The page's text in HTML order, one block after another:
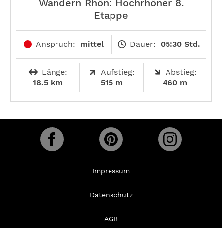
Wandern Rhön: Hochrhöner 8.
Etappe
Anspruch: mittel Dauer: 05:30 Std.
Länge:
18.5 km
Aufstieg:
515 m
Abstieg:
460 m
Impressum
Datenschutz
AGB